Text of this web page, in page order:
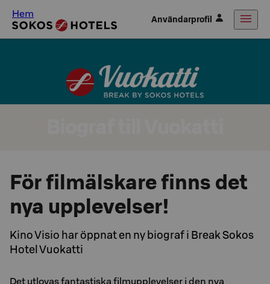
Hem Användarprofil
För filmälskare finns det
nya upplevelser!
Kino Visio har öppnat en ny biograf i Break Sokos
Hotel Vuokatti
Det utlovas fantastiska filmupplevelser i den nya